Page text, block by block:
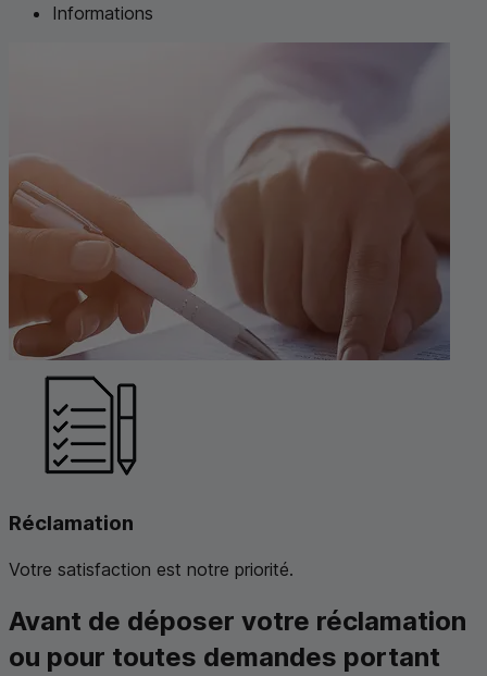
Informations
Réclamation
Votre satisfaction est notre priorité.
Avant de déposer votre réclamation
ou pour toutes demandes portant